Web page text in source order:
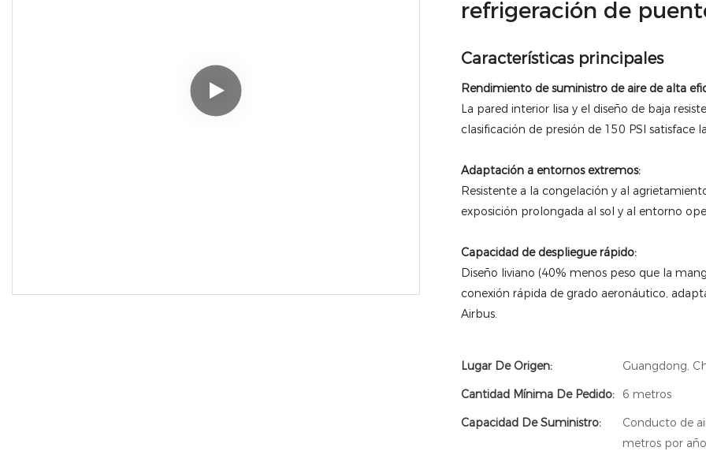
refrigeración de
Características principales
Rendimiento de suministro de aire de alta
La pared interior lisa y el diseño de baja
clasificación de presión de 150 PSI satisface
Adaptación a entornos extremos:
Resistente a la congelación y al
exposición prolongada al sol y al entorno
Capacidad de despliegue rápido:
Diseño liviano (40% menos peso que la
conexión rápida de grado aeronáutico,
Airbus.
Lugar De Origen:
Guangdong,
Cantidad Mínima De Pedido:
6 metros
Capacidad De Suministro:
Conducto de
metros por año